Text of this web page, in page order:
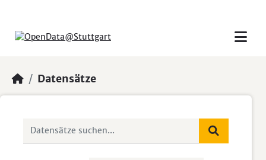
Datensätze